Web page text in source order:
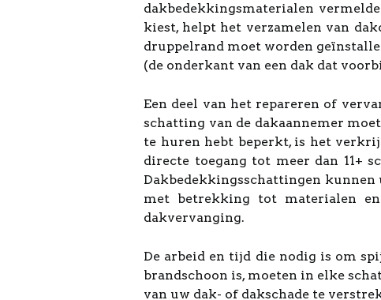
dakbedekkingsmaterialen
kiest, helpt het verzamelen van
druppelrand moet worden
(de onderkant van een dak dat
Een deel van het repareren of
schatting van de dakaannemer
te huren hebt beperkt, is het
directe toegang tot meer dan 11+
Dakbedekkingsschattingen kunnen
met betrekking tot materialen
dakvervanging.
De arbeid en tijd die nodig is om
brandschoon is, moeten in elke
van uw dak- of dakschade te